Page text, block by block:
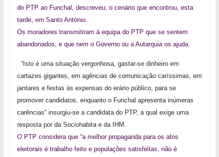
do PTP ao Funchal, descreveu, o cenário que encontrou, esta
tarde, em Santo António.
Os moradores transmitiram à equipa do PTP que se sentem
abandonados, e que nem o Governo ou a Autarquia os ajuda.
“Isto é uma situação vergonhosa, gastar-se dinheiro em
cartazes gigantes, em agências de comunicação caríssimas, em
jantares e festas às expensas do erário público, para se
promover candidatos, enquanto o Funchal apresenta inúmeras
carências” insurgiu-se a candidata do PTP, a qual exige uma
resposta por ​da Sociohabita e da IHM.
O PTP considera que “a melhor propaganda para os atos
eleitorais é trabalho feito e populações satisfeitas, não é